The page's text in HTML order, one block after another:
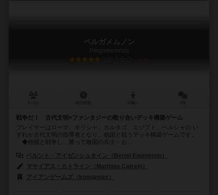
ペルガメムノン
Pergamemnon
5.8
戦争だ！ 古代文明×ファンタジーの殴り合いデッキ構築ゲーム
プレイヤーはローマ、ギリシャ、カルタゴ、エジプト、ペルシャの い
ずれか古代文明の指導者となり、他国と戦うデッキ構築ゲームです。
◆他国と戦争し、勝って敵国の兵士・お...
ベルント・アイゼンシュタイン（Bernd Eisenstein）
マサイアス・カトライン（Matthias Catrein）
アイアンゲームズ（Irongames）